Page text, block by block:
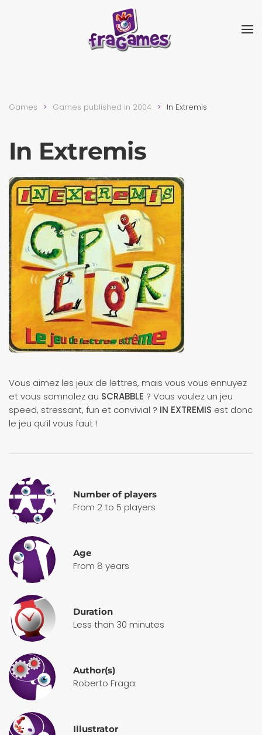
Skip to main content
Games Games published in 2004 In Extremis
In Extremis
Vous aimez les jeux de lettres, mais vous vous ennuyez
et vous somnolez au SCRABBLE ? Vous voulez un jeu
speed, stressant, fun et convivial ? IN EXTREMIS est donc
le jeu qu’il vous faut !
Number of players
From 2 to 5 players
Age
From 8 years
Duration
Less than 30 minutes
Author(s)
Roberto Fraga
Illustrator